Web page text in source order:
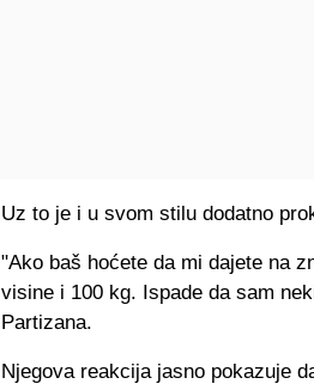
Uz to je i u svom stilu dodatno
"Ako baš hoćete da mi dajete na
visine i 100 kg. Ispade da sam
Partizana.
Njegova reakcija jasno pokazuje